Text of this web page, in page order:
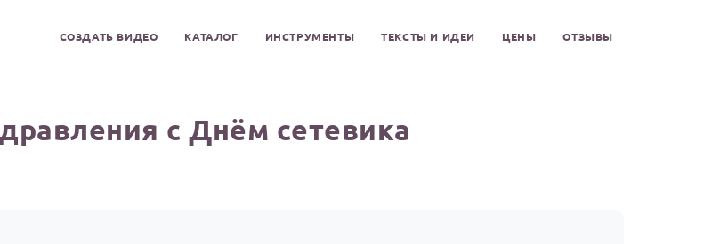
СОЗДАТЬ ВИДЕО КАТАЛОГ ИНСТРУМЕНТЫ ТЕКСТЫ И ИДЕИ ЦЕНЫ ОТЗЫВЫ
с Днём сетевика